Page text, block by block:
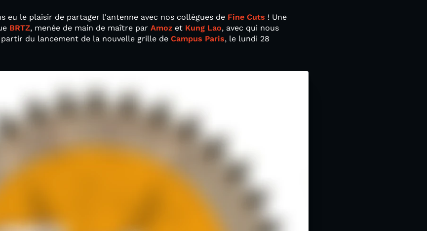
eu le plaisir de partager l'antenne avec nos collègues de Fine Cuts ! Une
BRTZ, menée de main de maître par Amoz et Kung Lao, avec qui nous
du lancement de la nouvelle grille de Campus Paris, le lundi 28